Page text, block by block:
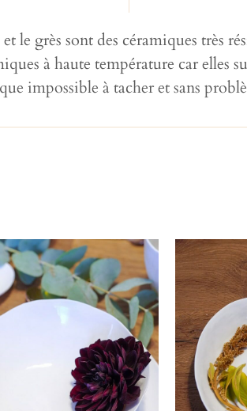
le grès sont des céramiques très
à haute température car elles
impossible à tacher et sans